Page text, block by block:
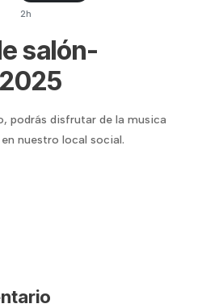
2h
salón-
podrás disfrutar de la musica
nuestro local social.